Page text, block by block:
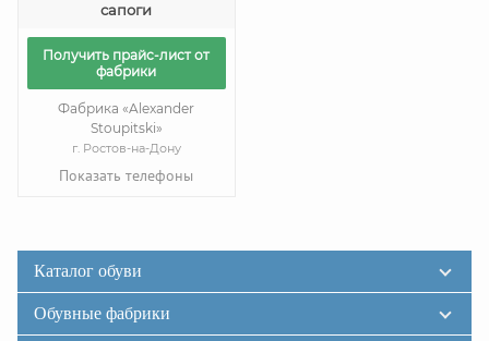
сапоги
Получить прайс-лист от
фабрики
Фабрика «Alexander
Stoupitski»
г. Ростов-на-Дону
Показать телефоны
Каталог обуви
Обувные фабрики